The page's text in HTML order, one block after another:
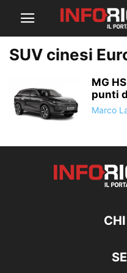
SUV cinesi
MG
punti
Marco